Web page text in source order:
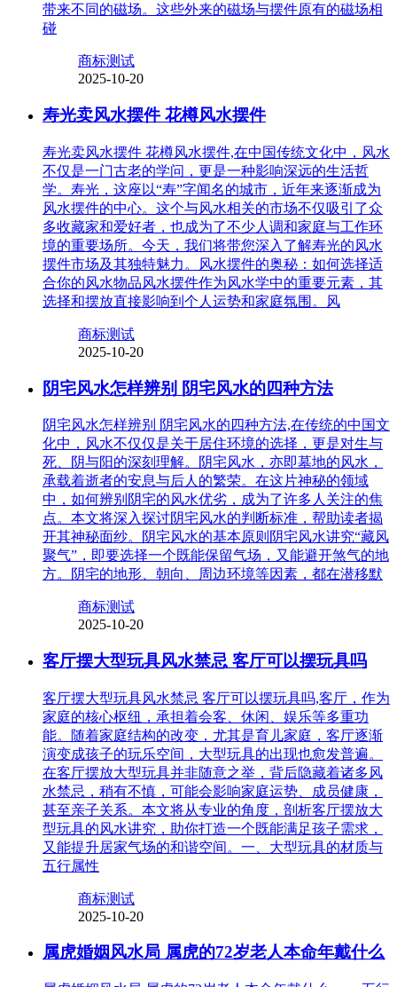
带来不同的磁场。这些外来的磁场与摆件原有的磁场相
碰
商标测试
2025-10-20
寿光卖风水摆件 花樽风水摆件
寿光卖风水摆件 花樽风水摆件,在中国传统文化中，风水
不仅是一门古老的学问，更是一种影响深远的生活哲
学。寿光，这座以“寿”字闻名的城市，近年来逐渐成为
风水摆件的中心。这个与风水相关的市场不仅吸引了众
多收藏家和爱好者，也成为了不少人调和家庭与工作环
境的重要场所。今天，我们将带您深入了解寿光的风水
摆件市场及其独特魅力。风水摆件的奥秘：如何选择适
合你的风水物品风水摆件作为风水学中的重要元素，其
选择和摆放直接影响到个人运势和家庭氛围。风
商标测试
2025-10-20
阴宅风水怎样辨别 阴宅风水的四种方法
阴宅风水怎样辨别 阴宅风水的四种方法,在传统的中国文
化中，风水不仅仅是关于居住环境的选择，更是对生与
死、阴与阳的深刻理解。阴宅风水，亦即墓地的风水，
承载着逝者的安息与后人的繁荣。在这片神秘的领域
中，如何辨别阴宅的风水优劣，成为了许多人关注的焦
点。本文将深入探讨阴宅风水的判断标准，帮助读者揭
开其神秘面纱。阴宅风水的基本原则阴宅风水讲究“藏风
聚气”，即要选择一个既能保留气场，又能避开煞气的地
方。阴宅的地形、朝向、周边环境等因素，都在潜移默
商标测试
2025-10-20
客厅摆大型玩具风水禁忌 客厅可以摆玩具吗
客厅摆大型玩具风水禁忌 客厅可以摆玩具吗,客厅，作为
家庭的核心枢纽，承担着会客、休闲、娱乐等多重功
能。随着家庭结构的改变，尤其是育儿家庭，客厅逐渐
演变成孩子的玩乐空间，大型玩具的出现也愈发普遍。
在客厅摆放大型玩具并非随意之举，背后隐藏着诸多风
水禁忌，稍有不慎，可能会影响家庭运势、成员健康，
甚至亲子关系。本文将从专业的角度，剖析客厅摆放大
型玩具的风水讲究，助你打造一个既能满足孩子需求，
又能提升居家气场的和谐空间。一、大型玩具的材质与
五行属性
商标测试
2025-10-20
属虎婚姻风水局 属虎的72岁老人本命年戴什么